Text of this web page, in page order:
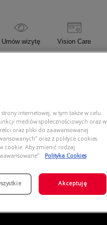
Umów wizytę Vision Care
internetowej, w tym także w celu
mediów społecznościowych oraz w
oraz pliki do zaawansowanej
oraz z polityce cookies.
cookie. Aby zmienić rodzaj
Polityka Cookies
Akceptuję